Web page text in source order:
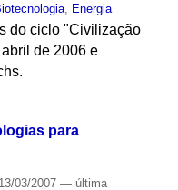
, Energia
do ciclo "Civilização
de 2006 e
para
03/2007 — última